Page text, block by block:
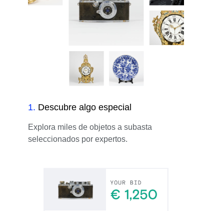
1. Descubre algo especial
Explora miles de objetos a subasta
seleccionados por expertos.